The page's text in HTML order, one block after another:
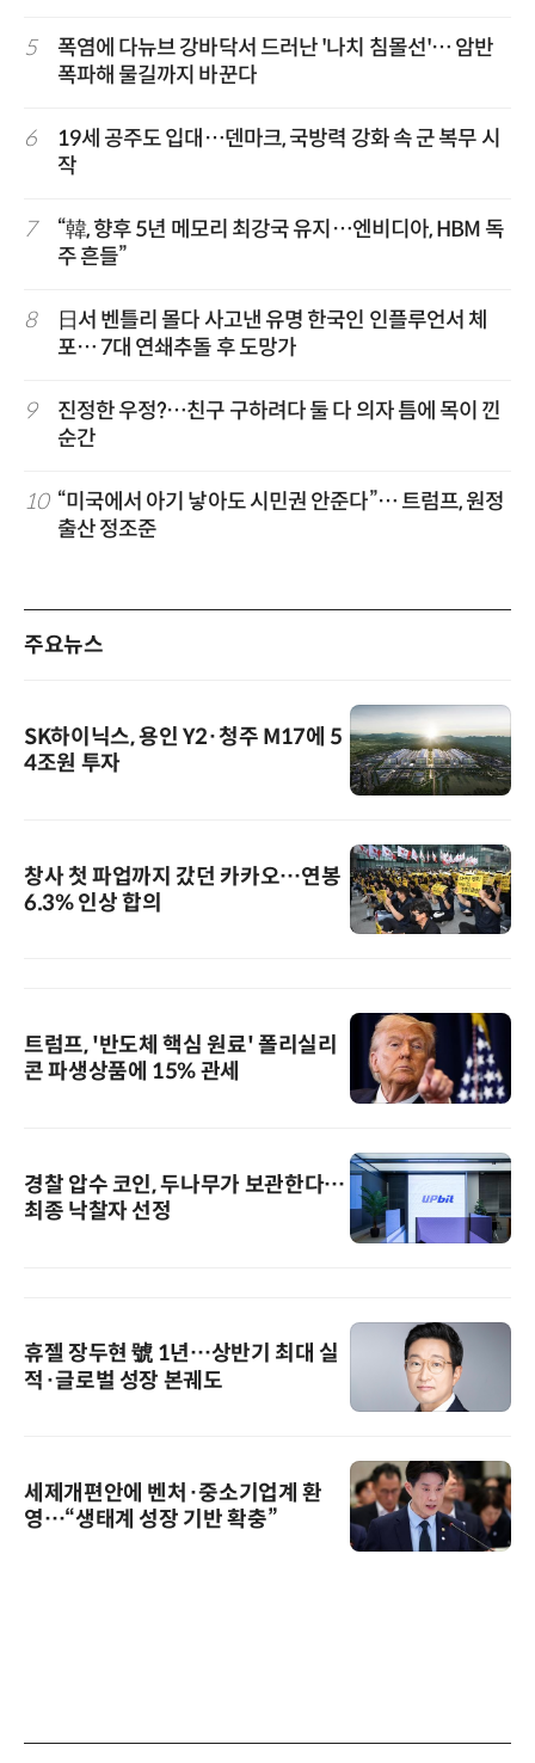
5
폭염에 다뉴브 강바닥서 드러난 '나치 침몰선'… 암반
폭파해 물길까지 바꾼다
6
19세 공주도 입대…덴마크, 국방력 강화 속 군 복무 시
작
7
“韓, 향후 5년 메모리 최강국 유지…엔비디아, HBM 독
주 흔들”
8
日서 벤틀리 몰다 사고낸 유명 한국인 인플루언서 체
포… 7대 연쇄추돌 후 도망가
9
진정한 우정?…친구 구하려다 둘 다 의자 틈에 목이 낀
순간
10 “미국에서 아기 낳아도 시민권 안준다”… 트럼프, 원정
출산 정조준
주요뉴스
SK하이닉스, 용인 Y2·청주 M17에 5
4조원 투자
창사 첫 파업까지 갔던 카카오…연봉
6.3% 인상 합의
트럼프, '반도체 핵심 원료' 폴리실리
콘 파생상품에 15% 관세
경찰 압수 코인, 두나무가 보관한다…
최종 낙찰자 선정
휴젤 장두현 號 1년…상반기 최대 실
적·글로벌 성장 본궤도
세제개편안에 벤처·중소기업계 환
영…“생태계 성장 기반 확충”